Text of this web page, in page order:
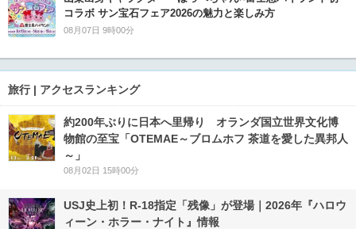
コラボ サン宝石フェア2026の魅力と楽しみ方
08月07日 9時00分
旅行 | アクセスランキング
約200年ぶりに日本へ里帰り オランダ国立世界文化博
物館の至宝「OTEMAE～ブロムホフ 茶道を愛した異邦人
～」
08月02日 15時00分
USJ史上初！R-18指定「残像」が登場｜2026年『ハロウ
ィーン・ホラー・ナイト』情報